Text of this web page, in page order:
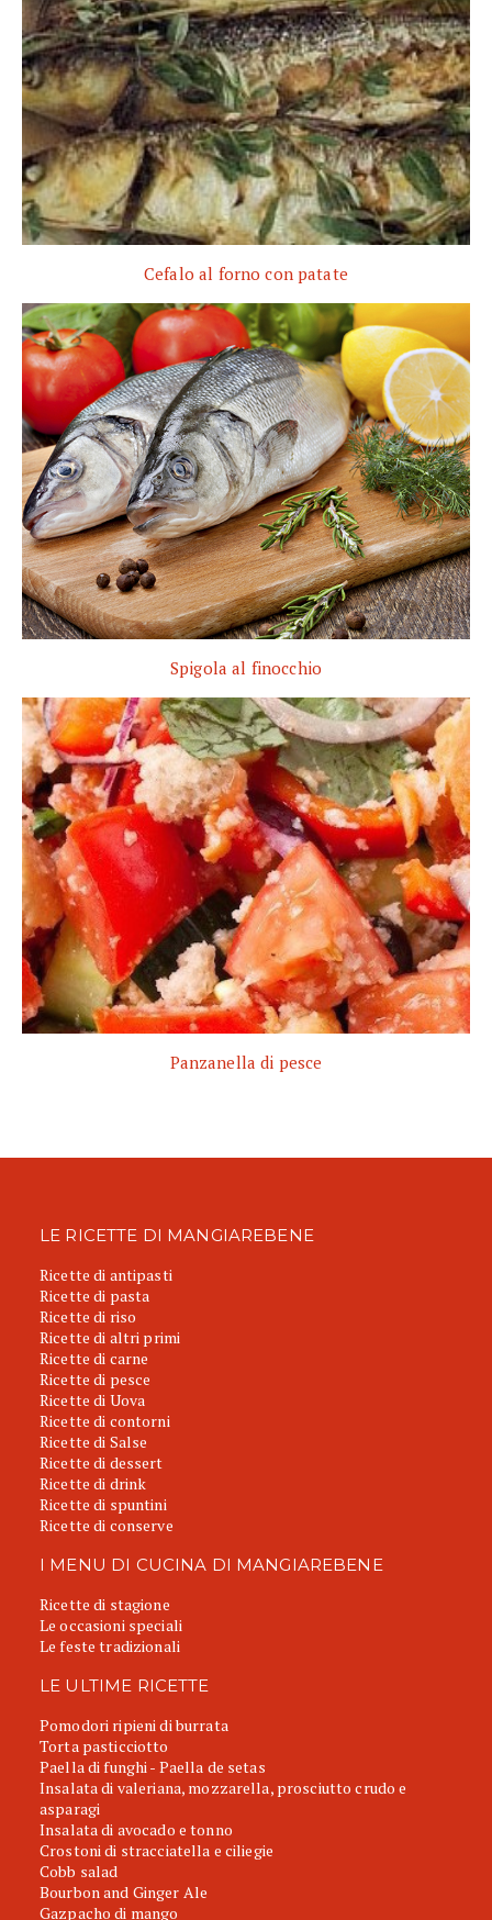
Cefalo al forno con patate
Spigola al finocchio
Panzanella di pesce
LE RICETTE DI MANGIAREBENE
Ricette di antipasti
Ricette di pasta
Ricette di riso
Ricette di altri primi
Ricette di carne
Ricette di pesce
Ricette di Uova
Ricette di contorni
Ricette di Salse
Ricette di dessert
Ricette di drink
Ricette di spuntini
Ricette di conserve
I MENU DI CUCINA DI MANGIAREBENE
Ricette di stagione
Le occasioni speciali
Le feste tradizionali
LE ULTIME RICETTE
Pomodori ripieni di burrata
Torta pasticciotto
Paella di funghi - Paella de setas
Insalata di valeriana, mozzarella, prosciutto crudo e
asparagi
Insalata di avocado e tonno
Crostoni di stracciatella e ciliegie
Cobb salad
Bourbon and Ginger Ale
Gazpacho di mango